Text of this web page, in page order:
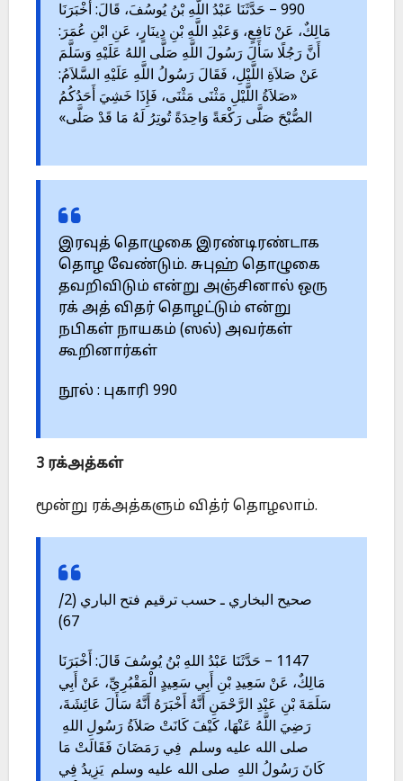
990 – حَدَّثَنَا عَبْدُ اللَّهِ بْنُ يُوسُفَ، قَالَ: أَخْبَرَنَا
مَالِكٌ، عَنْ نَافِعٍ، وَعَبْدِ اللَّهِ بْنِ دِينَارٍ، عَنِ ابْنِ عُمَرَ:
أَنَّ رَجُلًا سَأَلَ رَسُولَ اللَّهِ صَلَّى اللهُ عَلَيْهِ وَسَلَّمَ
عَنْ صَلاَةِ اللَّيْلِ، فَقَالَ رَسُولُ اللَّهِ عَلَيْهِ السَّلاَمُ:
«صَلاَةُ اللَّيْلِ مَثْنَى مَثْنَى، فَإِذَا خَشِيَ أَحَدُكُمُ
الصُّبْحَ صَلَّى رَكْعَةً وَاحِدَةً تُوتِرُ لَهُ مَا قَدْ صَلَّى»
இரவுத் தொழுகை இரண்டிரண்டாக
தொழ வேண்டும். சுபுஹ் தொழுகை
தவறிவிடும் என்று அஞ்சினால் ஒரு
ரக் அத் விதர் தொழட்டும் என்று
நபிகள் நாயகம் (ஸல்) அவர்கள்
கூறினார்கள்
நூல் : புகாரி 990
3 ரக்அத்கள்
மூன்று ரக்அத்களும் வித்ர் தொழலாம்.
صحيح البخاري ـ حسب ترقيم فتح الباري (2/
67)
1147 – حَدَّثَنَا عَبْدُ اللهِ بْنُ يُوسُفَ قَالَ: أَخْبَرَنَا
مَالِكٌ، عَنْ سَعِيدِ بْنِ أَبِي سَعِيدٍ الْمَقْبُرِيِّ، عَنْ أَبِي
سَلَمَةَ بْنِ عَبْدِ الرَّحْمَنِ أَنَّهُ أَخْبَرَهُ أَنَّهُ سَأَلَ عَائِشَةَ،
رَضِيَ اللَّهُ عَنْهَا، كَيْفَ كَانَتْ صَلاَةُ رَسُولِ اللهِ
صلى الله عليه وسلم فِي رَمَضَانَ فَقَالَتْ مَا
كَانَ رَسُولُ اللهِ صلى الله عليه وسلم يَزِيدُ فِي